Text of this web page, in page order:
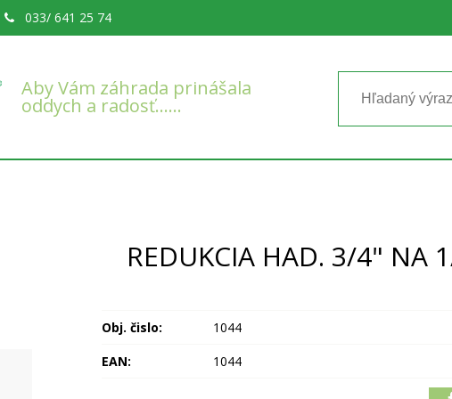
Aby Vám záhrada prinášala
oddych a radosť……
033/ 641 25 74
REDUKCIA HAD. 3/4" NA
Obj. čislo:
1044
EAN:
1044